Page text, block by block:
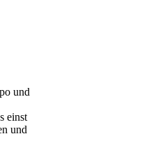
und
einst
und